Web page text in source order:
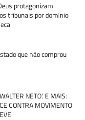
protagonizam
tribunais por domínio
que não comprou
NETO'. E MAIS:
CONTRA MOVIMENTO